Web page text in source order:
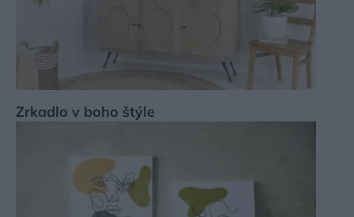
Zrkadlo v boho štýle